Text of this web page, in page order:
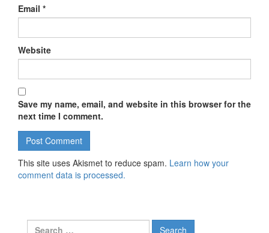
Email *
Website
Save my name, email, and website in this browser for the
next time I comment.
This site uses Akismet to reduce spam. Learn how your
comment data is processed.
Search for: